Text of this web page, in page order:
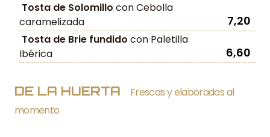
Tosta de Solomillo con Cebolla
caramelizada
7,20
Tosta de Brie fundido con Paletilla
Ibérica
6,60
DE LA HUERTA
Frescas y elaboradas al
momento